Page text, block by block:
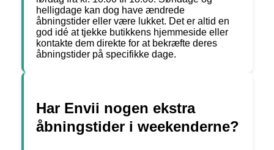
helligdage kan dog have ændrede
åbningstider eller være lukket. Det er altid en
god idé at tjekke butikkens hjemmeside eller
kontakte dem direkte for at bekræfte deres
åbningstider på specifikke dage.
Har Envii nogen ekstra
åbningstider i weekenderne?